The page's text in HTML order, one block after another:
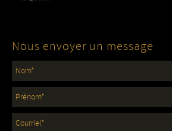
Nous envoyer un message